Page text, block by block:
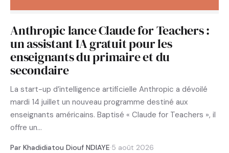
Anthropic lance Claude for Teachers :
un assistant IA gratuit pour les
enseignants du primaire et du
secondaire
La start-up d’intelligence artificielle Anthropic a dévoilé
mardi 14 juillet un nouveau programme destiné aux
enseignants américains. Baptisé « Claude for Teachers », il
offre un…
Par Khadidiatou Diouf NDIAYE·5 août 2026